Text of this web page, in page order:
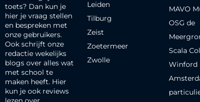
toets? Dan kun je
hier je vraag stellen
en bespreken met
onze gebruikers.
Ook schrijft onze
redactie wekelijks
blogs over alles wat
met school te
maken heeft. Hier
kun je ook reviews
Leiden
Tilburg
Zeist
Zoetermeer
Zwolle
MAVO
OSG de
Scala
Winford